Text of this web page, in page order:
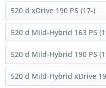
520 d xDrive 190 PS (17-)
520 d Mild-Hybrid 163 PS
520 d Mild-Hybrid 190 PS
520 d Mild-Hybrid xDrive